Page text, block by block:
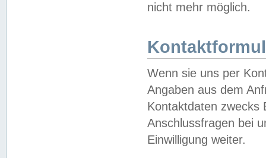
nicht mehr möglich.
Wenn sie uns per
Angaben aus dem
Kontaktdaten zwecks
Anschlussfragen bei
Einwilligung weiter.